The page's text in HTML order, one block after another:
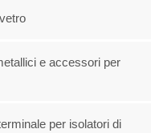
e accessori per
per isolatori di